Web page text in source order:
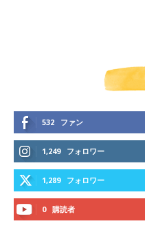
532 ファン
1,249 フォロワー
1,289 フォロワー
0 購読者